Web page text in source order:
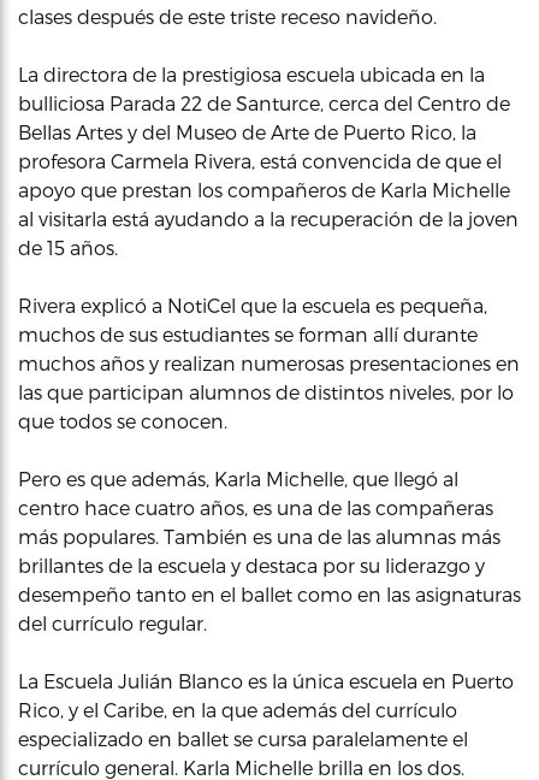
clases después de este triste receso navideño.
La directora de la prestigiosa escuela ubicada en la
bulliciosa Parada 22 de Santurce, cerca del Centro de
Bellas Artes y del Museo de Arte de Puerto Rico, la
profesora Carmela Rivera, está convencida de que el
apoyo que prestan los compañeros de Karla Michelle
al visitarla está ayudando a la recuperación de la joven
de 15 años.
Rivera explicó a NotiCel que la escuela es pequeña,
muchos de sus estudiantes se forman allí durante
muchos años y realizan numerosas presentaciones en
las que participan alumnos de distintos niveles, por lo
que todos se conocen.
Pero es que además, Karla Michelle, que llegó al
centro hace cuatro años, es una de las compañeras
más populares. También es una de las alumnas más
brillantes de la escuela y destaca por su liderazgo y
desempeño tanto en el ballet como en las asignaturas
del currículo regular.
La Escuela Julián Blanco es la única escuela en Puerto
Rico, y el Caribe, en la que además del currículo
especializado en ballet se cursa paralelamente el
currículo general. Karla Michelle brilla en los dos.